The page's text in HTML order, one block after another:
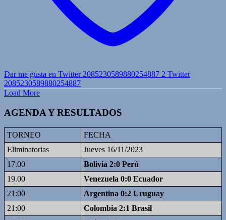
Dar me gusta en Twitter 2085230589880254887 2 Twitter
2085230589880254887
Load More
AGENDA Y RESULTADOS
TORNEO
FECHA
Eliminatorias
Jueves 16/11/2023
17.00
Bolivia 2:0 Perú
19.00
Venezuela 0:0 Ecuador
21:00
Argentina 0:2 Uruguay
21:00
Colombia 2:1 Brasil